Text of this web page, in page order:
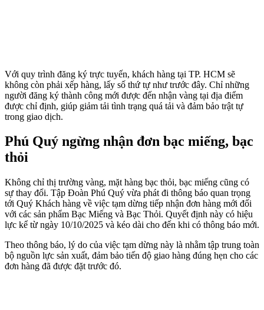
Với quy trình đăng ký trực tuyến, khách hàng tại TP. HCM sẽ
không còn phải xếp hàng, lấy số thứ tự như trước đây. Chỉ những
người đăng ký thành công mới được đến nhận vàng tại địa điểm
được chỉ định, giúp giảm tải tình trạng quá tải và đảm bảo trật tự
trong giao dịch.
Phú Quý ngừng nhận đơn bạc miếng, bạc
thỏi
Không chỉ thị trường vàng, mặt hàng bạc thỏi, bạc miếng cũng có
sự thay đổi. Tập Đoàn Phú Quý vừa phát đi thông báo quan trọng
tới Quý Khách hàng về việc tạm dừng tiếp nhận đơn hàng mới đối
với các sản phẩm Bạc Miếng và Bạc Thỏi. Quyết định này có hiệu
lực kể từ ngày 10/10/2025 và kéo dài cho đến khi có thông báo mới.
Theo thông báo, lý do của việc tạm dừng này là nhằm tập trung toàn
bộ nguồn lực sản xuất, đảm bảo tiến độ giao hàng đúng hẹn cho các
đơn hàng đã được đặt trước đó.